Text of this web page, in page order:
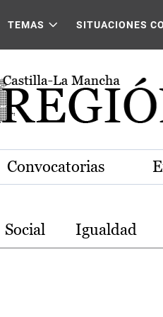
TEMAS SITUACIONES
Convocatorias
Social Igualdad